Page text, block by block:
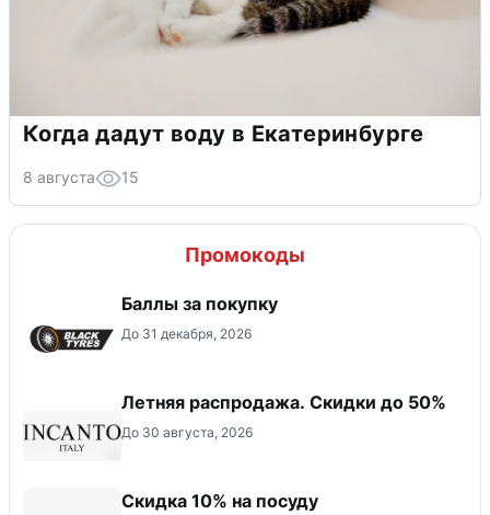
Когда дадут воду в Екатеринбурге
8 августа 15
Промокоды
Баллы за покупку
До 31 декабря, 2026
Летняя распродажа. Скидки до 50%
До 30 августа, 2026
Скидка 10% на посуду